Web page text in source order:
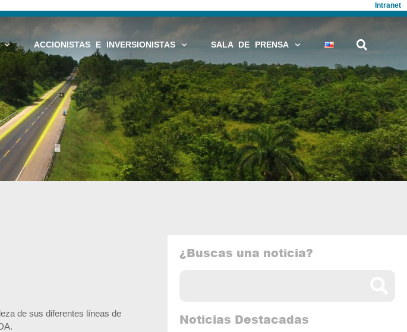
Intranet
ACCIONISTAS E INVERSIONISTAS SALA DE PRENSA
de sus diferentes líneas de
¿Buscas una noticia?
Noticias Destacadas